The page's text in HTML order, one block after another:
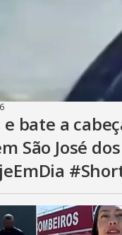
e bate a
São José